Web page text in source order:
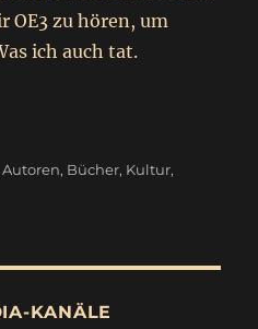
OE3 zu hören, um
ich auch tat.
Schlagwörter
Autoren, Bücher, Kultur,
KANÄLE